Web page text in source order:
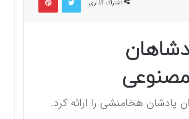
اشتراک گذاری
هخامنشی را ارائه کرد.